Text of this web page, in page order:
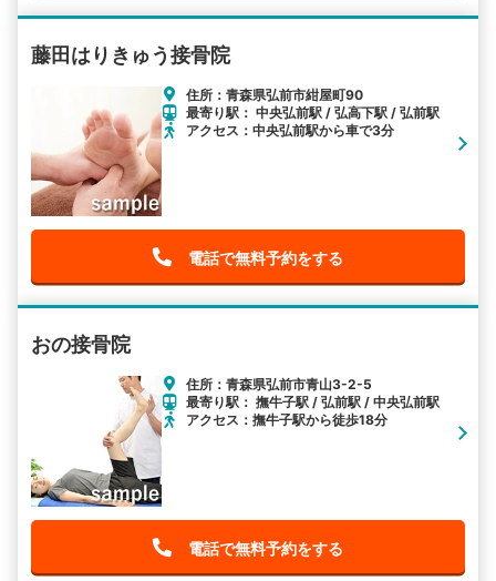
藤田はりきゅう接骨院
住所：青森県弘前市紺屋町90
最寄り駅： 中央弘前駅 / 弘高下駅 / 弘前駅
アクセス：中央弘前駅から車で3分
電話で無料予約をする
おの接骨院
住所：青森県弘前市青山3-2-5
最寄り駅： 撫牛子駅 / 弘前駅 / 中央弘前駅
アクセス：撫牛子駅から徒歩18分
電話で無料予約をする